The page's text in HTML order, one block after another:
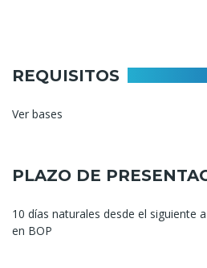
REQUISITOS
Ver bases
PLAZO DE
10 días naturales desde el siguiente
en BOP